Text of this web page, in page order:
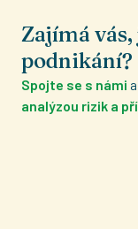
Zajímá
podnikání?
Spojte se s námi
analýzou rizik a